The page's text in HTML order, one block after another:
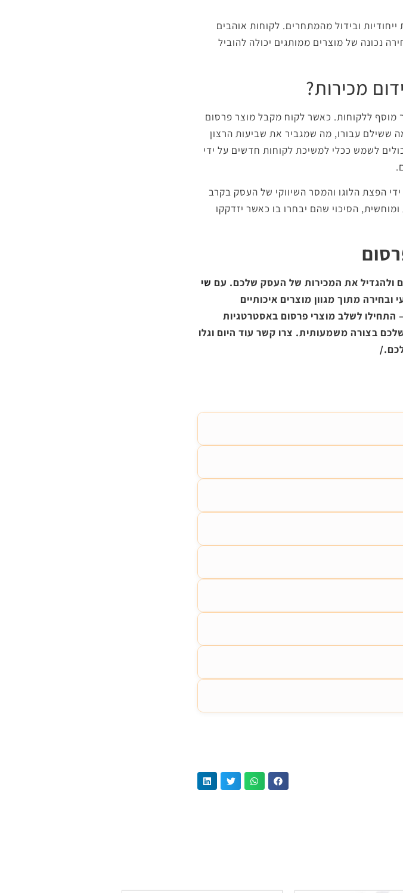
ובידול מהמתחרים. לקוחות אוהבים
נכונה של מוצרים ממותגים יכולה להוביל
מכירות?
מוסף ללקוחות. כאשר לקוח מקבל מוצר פרסום
ששילם עבורו, מה שמגביר את שביעות הרצון
לשמש ככלי למשיכת לקוחות חדשים על ידי
הפצת הלוגו והמסר השיווקי של העסק בקרב
הסיכוי שהם יבחרו בו כאשר יזדקקו
ולהגדיל את המכירות של העסק שלכם. עם שי
ובחירה מתוך מגוון מוצרים איכותיים
התחילו לשלב מוצרי פרסום באסטרטגיות
בצורה משמעותית. צרו קשר עוד היום וגלו
/